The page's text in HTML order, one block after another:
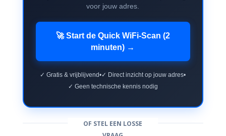
voor jouw adres.
🚀 Start de Quick WiFi-Scan (2
minuten) →
✓ Gratis & vrijblijvend•✓ Direct inzicht op jouw adres•
✓ Geen technische kennis nodig
OF STEL EEN LOSSE